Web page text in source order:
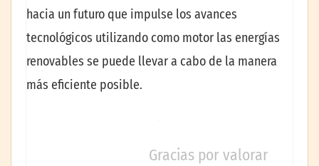
hacia un futuro que impulse los avances
tecnológicos utilizando como motor las energías
renovables se puede llevar a cabo de la manera
más eficiente posible.
Gracias por valorar